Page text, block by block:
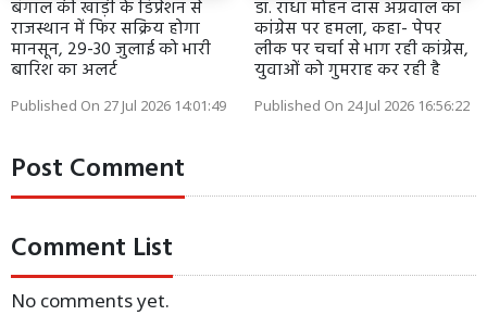
बंगाल की खाड़ी के डिप्रेशन से
राजस्थान में फिर सक्रिय होगा
मानसून, 29-30 जुलाई को भारी
बारिश का अलर्ट
Published On 27 Jul 2026 14:01:49
डॉ. राधा मोहन दास अग्रवाल का
कांग्रेस पर हमला, कहा- पेपर
लीक पर चर्चा से भाग रही कांग्रेस,
युवाओं को गुमराह कर रही है
Published On 24 Jul 2026 16:56:22
Post Comment
Comment List
No comments yet.